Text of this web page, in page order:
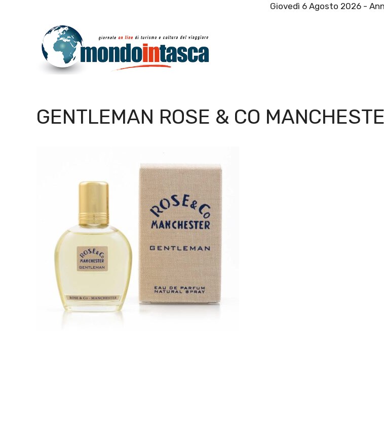
Giovedì 6 Agosto 2026 -
GENTLEMAN ROSE & CO